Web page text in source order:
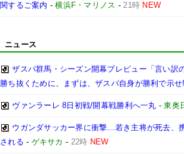
関するご案内 -横浜F・マリノス -21時 NEW
ニュース
ザスパ群馬・シーズン開幕プレビュー「言い訳
勝ち抜くために、まずは、ザスパ自身が勝利で示せ
ヴァンラーレ 8日初戦/開幕戦勝利へ一丸 -東奥
ウガンダサッカー界に衝撃…若き主将が死去、
される - ゲキサカ - 22時 NEW